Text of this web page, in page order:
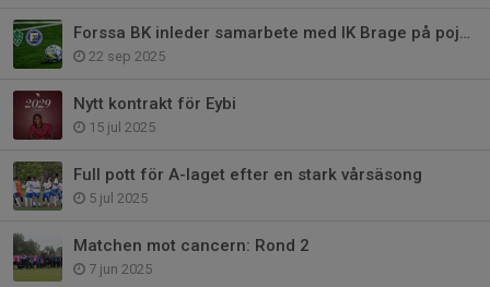
Forssa BK inleder samarbete med IK Brage på pojksidan
22 sep 2025
Nytt kontrakt för Eybi
15 jul 2025
Full pott för A-laget efter en stark vårsäsong
5 jul 2025
Matchen mot cancern: Rond 2
7 jun 2025